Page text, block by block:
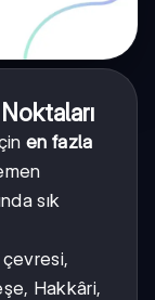
Noktaları
en fazla
sık
Hakkâri,